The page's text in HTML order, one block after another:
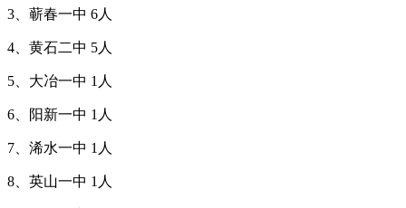
3、蕲春一中 6人
4、黄石二中 5人
5、大冶一中 1人
6、阳新一中 1人
7、浠水一中 1人
8、英山一中 1人